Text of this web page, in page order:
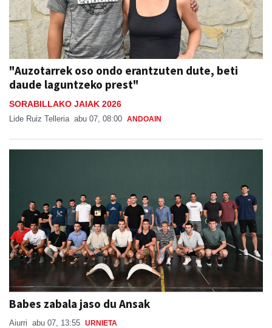
"Auzotarrek oso ondo erantzuten dute, beti
daude laguntzeko prest"
SORABILLAKO JAIAK 2026
Lide Ruiz Telleria abu 07, 08:00 ANDOAIN
Babes zabala jaso du Ansak
Aiurri abu 07, 13:55 URNIETA